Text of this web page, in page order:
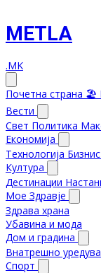
METLA
.MK
Почетна страна 🏖️
Вести
Свет Политика
Економија
Технологија Бизнис
Култура
Дестинации
Мое Здравје
Здрава храна
Убавина и мода
Дом и градина
Внатрешно
Спорт